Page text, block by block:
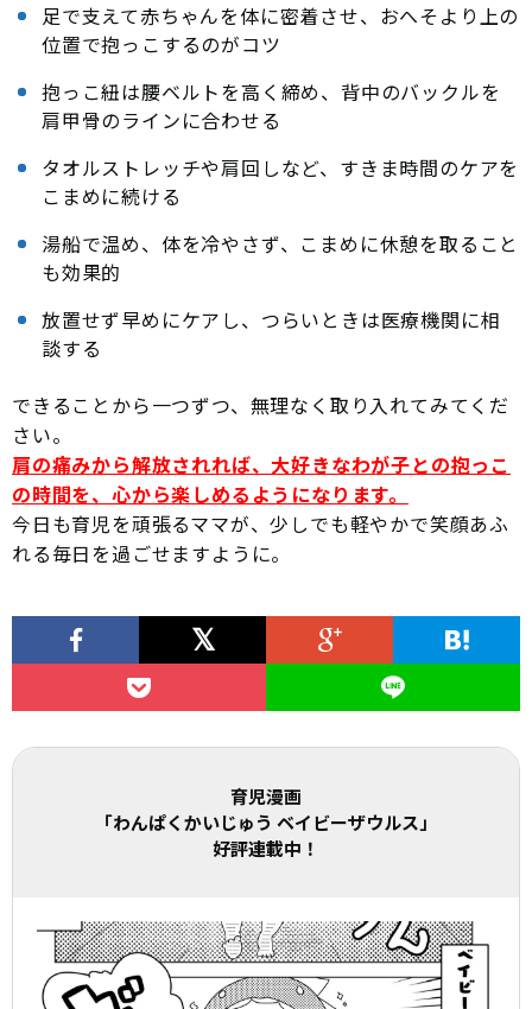
足で支えて赤ちゃんを体に密着させ、おへそより上の
位置で抱っこするのがコツ
抱っこ紐は腰ベルトを高く締め、背中のバックルを
肩甲骨のラインに合わせる
タオルストレッチや肩回しなど、すきま時間のケアを
こまめに続ける
湯船で温め、体を冷やさず、こまめに休憩を取ること
も効果的
放置せず早めにケアし、つらいときは医療機関に相
談する
できることから一つずつ、無理なく取り入れてみてくだ
さい。
肩の痛みから解放されれば、大好きなわが子との抱っこ
の時間を、心から楽しめるようになります。
今日も育児を頑張るママが、少しでも軽やかで笑顔あふ
れる毎日を過ごせますように。
育児漫画
「わんぱくかいじゅう ベイビーザウルス」
好評連載中！